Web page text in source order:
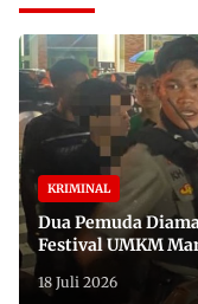
KRIMINAL
Dua Pemuda
Festival UMKM
18 Juli 2026